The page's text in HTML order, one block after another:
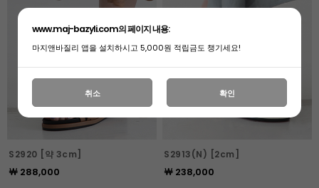
S2920 [약 3cm]
￦ 288,000
S2913(N) [2cm]
￦ 238,000
www.maj-bazyli.com의 페이지 내용:
마지앤바질리 앱을 설치하시고 5,000원 적립금도 챙기세요!
취소 확인